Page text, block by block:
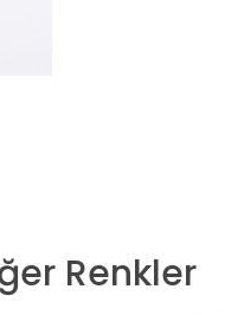
Renkler